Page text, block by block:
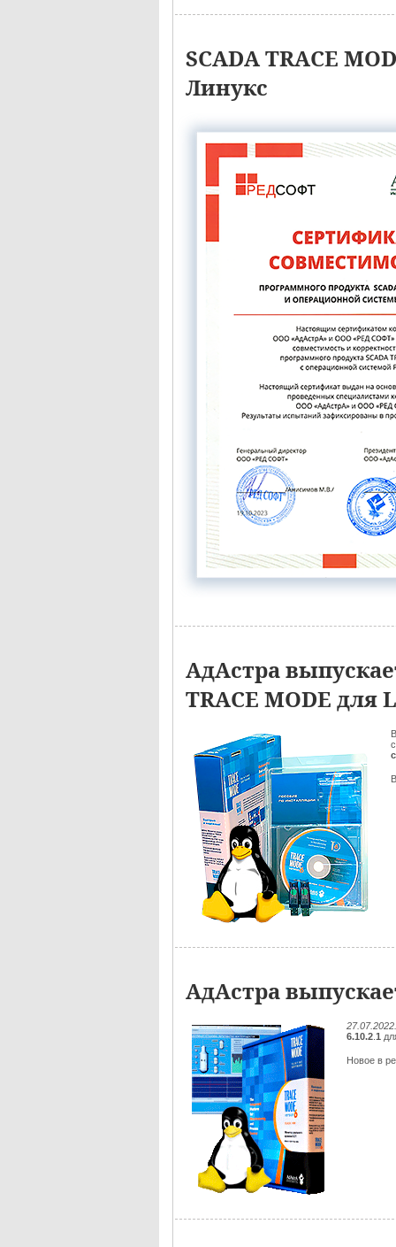
SCADA TRACE
Линукс
АдАстра
TRACE MODE для
АдАстра
6.10.2 1
Новое в